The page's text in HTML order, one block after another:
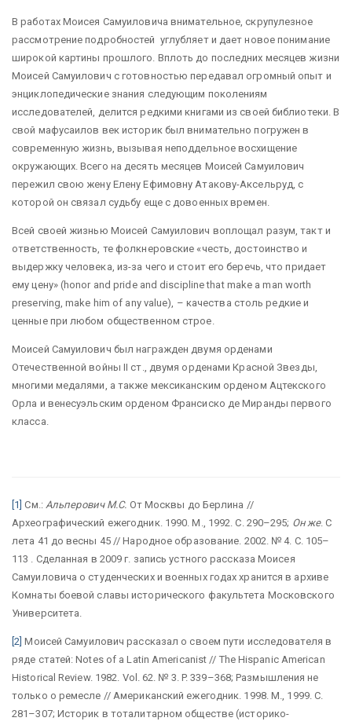
В работах Моисея Самуиловича внимательное, скрупулезное
рассмотрение подробностей углубляет и дает новое понимание
широкой картины прошлого. Вплоть до последних месяцев жизни
Моисей Самуилович с готовностью передавал огромный опыт и
энциклопедические знания следующим поколениям
исследователей, делится редкими книгами из своей библиотеки. В
свой мафусаилов век историк был внимательно погружен в
современную жизнь, вызывая неподдельное восхищение
окружающих. Всего на десять месяцев Моисей Самуилович
пережил свою жену Елену Ефимовну Атакову-Аксельруд, с
которой он связал судьбу еще с довоенных времен.
Всей своей жизнью Моисей Самуилович воплощал разум, такт и
ответственность, те фолкнеровские «честь, достоинство и
выдержку человека, из-за чего и стоит его беречь, что придает
ему цену» (honor and pride and discipline that make a man worth
preserving, make him of any value), – качества столь редкие и
ценные при любом общественном строе.
Моисей Самуилович был награжден двумя орденами
Отечественной войны II ст., двумя орденами Красной Звезды,
многими медалями, а также мексиканским орденом Ацтекского
Орла и венесуэльским орденом Франсиско де Миранды первого
класса.
[1] См.: Альперович М.С. От Москвы до Берлина //
Археографический ежегодник. 1990. М., 1992. С. 290–295; Он же. С
лета 41 до весны 45 // Народное образование. 2002. № 4. С. 105–
113 . Сделанная в 2009 г. запись устного рассказа Моисея
Самуиловича о студенческих и военных годах хранится в архиве
Комнаты боевой славы исторического факультета Московского
Университета.
[2] Моисей Самуилович рассказал о своем пути исследователя в
ряде статей: Notes of a Latin Americanist // The Hispanic American
Historical Review. 1982. Vol. 62. № 3. P. 339–368; Размышления не
только о ремесле // Американский ежегодник. 1998. М., 1999. С.
281–307; Историк в тоталитарном обществе (историко-